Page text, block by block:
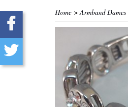
Home >Armband Dames